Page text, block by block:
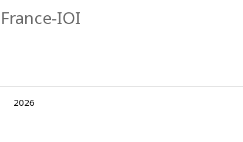
France-IOI
2026